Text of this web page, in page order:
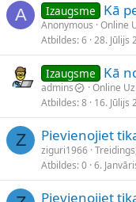
A Izaugsme Kā
Anonymous Online
Atbildes 6 28. Jūlijs
Izaugsme Kā
admins
Online
Atbildes 8 16. Jūlijs
Z Pievienojiet
ziguri1966
Atbildes 0 6.
Pievienojiet